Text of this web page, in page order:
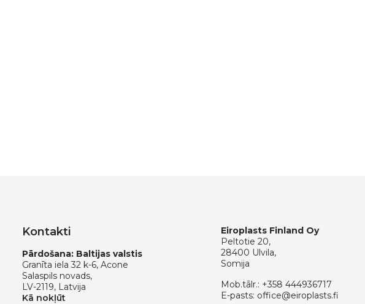
Kontakti
Pārdošana: Baltijas valstis
Granīta iela 32 k-6, Acone
Salaspils novads,
LV-2119, Latvija
Kā nokļūt
Eiroplasts Finland Oy
Peltotie 20,
28400 Ulvila,
Somija
Mob.tālr.: +358 444936717
E-pasts: office@eiroplasts.fi